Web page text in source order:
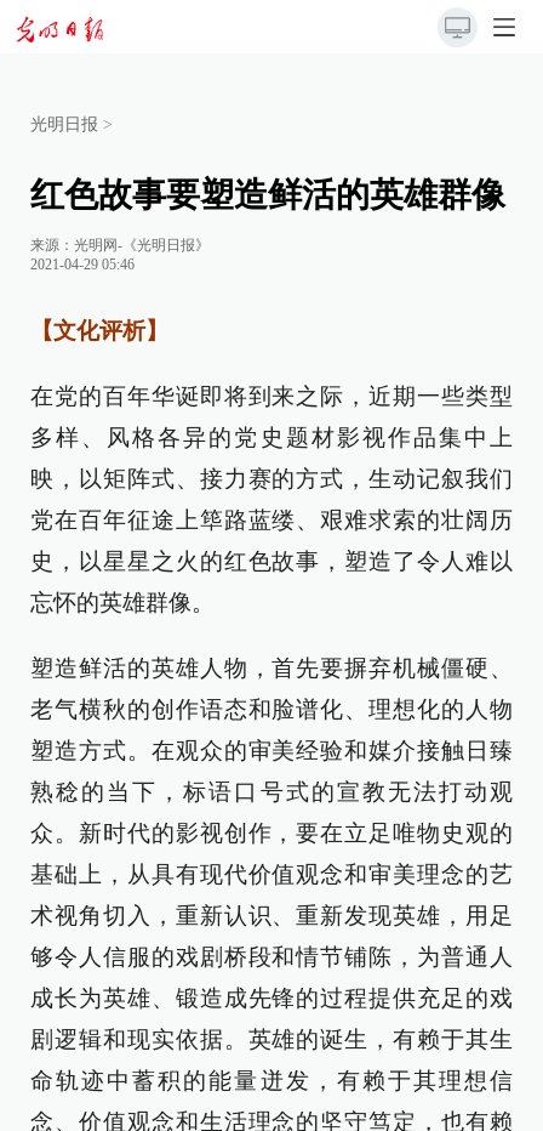
光明日报 >
红色故事要塑造鲜活的英雄群像
来源： 光明网-《光明日报》
2021-04-29 05:46
【文化评析】
在党的百年华诞即将到来之际，近期一些类型
多样、风格各异的党史题材影视作品集中上
映，以矩阵式、接力赛的方式，生动记叙我们
党在百年征途上筚路蓝缕、艰难求索的壮阔历
史，以星星之火的红色故事，塑造了令人难以
忘怀的英雄群像。
塑造鲜活的英雄人物，首先要摒弃机械僵硬、
老气横秋的创作语态和脸谱化、理想化的人物
塑造方式。在观众的审美经验和媒介接触日臻
熟稔的当下，标语口号式的宣教无法打动观
众。新时代的影视创作，要在立足唯物史观的
基础上，从具有现代价值观念和审美理念的艺
术视角切入，重新认识、重新发现英雄，用足
够令人信服的戏剧桥段和情节铺陈，为普通人
成长为英雄、锻造成先锋的过程提供充足的戏
剧逻辑和现实依据。英雄的诞生，有赖于其生
命轨迹中蓄积的能量迸发，有赖于其理想信
念、价值观念和生活理念的坚守笃定，也有赖